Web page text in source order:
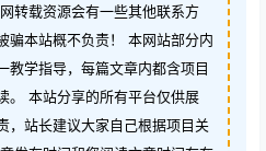
转载资源会有一些其他联系方
骗本站概不负责！ 本网站部分内
教学指导，每篇文章内都含项目
。 本站分享的所有平台仅供展
，站长建议大家自己根据项目关